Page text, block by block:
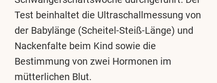
Test beinhaltet die Ultraschallmessung von
der Babylänge (Scheitel-Steiß-Länge) und
Nackenfalte beim Kind sowie die
Bestimmung von zwei Hormonen im
mütterlichen Blut.